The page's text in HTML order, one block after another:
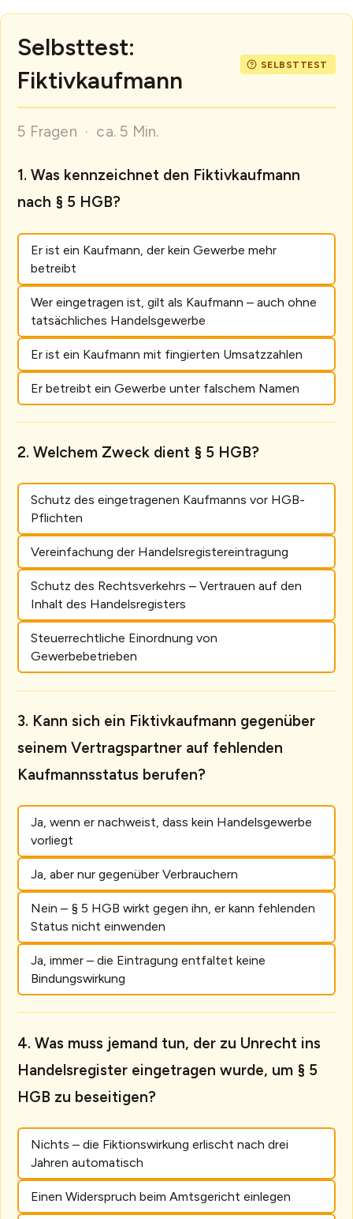
Selbsttest:
Fiktivkaufmann
5 Fragen · ca. 5 Min.
Was kennzeichnet den Fiktivkaufmann
nach § 5 HGB?
Er ist ein Kaufmann, der kein Gewerbe mehr
betreibt
Wer eingetragen ist, gilt als Kaufmann – auch ohne
tatsächliches Handelsgewerbe
Er ist ein Kaufmann mit fingierten Umsatzzahlen
Er betreibt ein Gewerbe unter falschem Namen
Welchem Zweck dient § 5 HGB?
Schutz des eingetragenen Kaufmanns vor HGB-
Pflichten
Vereinfachung der Handelsregistereintragung
Schutz des Rechtsverkehrs – Vertrauen auf den
Inhalt des Handelsregisters
Steuerrechtliche Einordnung von
Gewerbebetrieben
Kann sich ein Fiktivkaufmann gegenüber
seinem Vertragspartner auf fehlenden
Kaufmannsstatus berufen?
Ja, wenn er nachweist, dass kein Handelsgewerbe
vorliegt
Ja, aber nur gegenüber Verbrauchern
Nein – § 5 HGB wirkt gegen ihn, er kann fehlenden
Status nicht einwenden
Ja, immer – die Eintragung entfaltet keine
Bindungswirkung
Was muss jemand tun, der zu Unrecht ins
Handelsregister eingetragen wurde, um § 5
HGB zu beseitigen?
Nichts – die Fiktionswirkung erlischt nach drei
Jahren automatisch
Einen Widerspruch beim Amtsgericht einlegen